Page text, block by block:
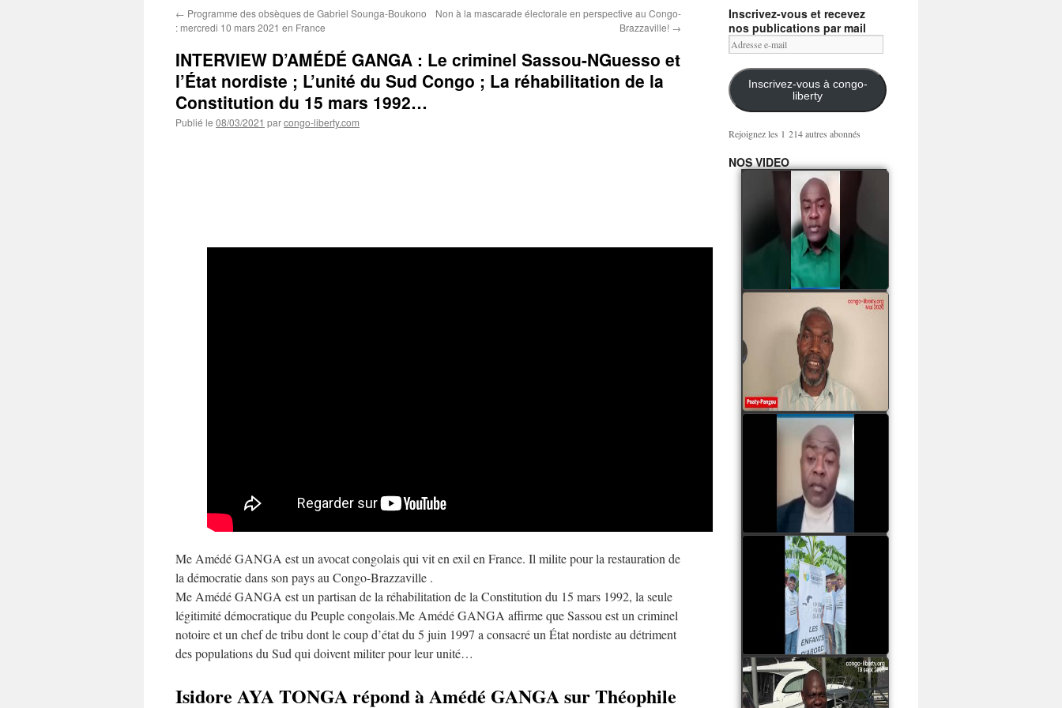
← Programme des obsèques de Gabriel Sounga-Boukono
: mercredi 10 mars 2021 en France
Non à la mascarade électorale en perspective au Congo-
Brazzaville! →
INTERVIEW D’AMÉDÉ GANGA : Le criminel Sassou-NGuesso et
l’État nordiste ; L’unité du Sud Congo ; La réhabilitation de la
Constitution du 15 mars 1992…
Publié le 08/03/2021 parcongo-liberty.com
Me Amédé GANGA est un avocat congolais qui vit en exil en France. Il milite pour la restauration de
la démocratie dans son pays au Congo-Brazzaville .
Me Amédé GANGA est un partisan de la réhabilitation de la Constitution du 15 mars 1992, la seule
légitimité démocratique du Peuple congolais.Me Amédé GANGA affirme que Sassou est un criminel
notoire et un chef de tribu dont le coup d’état du 5 juin 1997 a consacré un État nordiste au détriment
des populations du Sud qui doivent militer pour leur unité…
Isidore AYA TONGA répond à Amédé GANGA sur Théophile
Inscrivez-vous et recevez
nos publications par mail
Adresse
e-
mail
Inscrivez-vous à congo-
liberty
Rejoignez les 1 214 autres abonnés
NOS VIDEO
Mingwa BIANGO : Ni
les mercenaires russes,
ni la garde présidentielle
ne mourront pour
Sassou Denis
watch video
POATY PANGOU
parle de la coquille vide
Collinet Makosso, des
assassinats des jeunes
par Serge OBOA
watch video
Sassou Nguesso est
revenu au pouvoir par
les armes, il ne quittera
le pouvoir que par la
force
watch video
watch video
John Binith Dzaba
s'exprime sur le voyage